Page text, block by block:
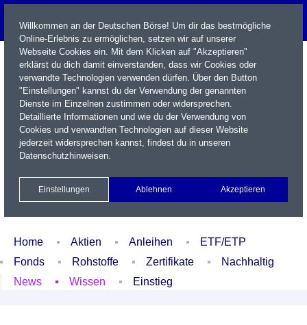
Name / WKN / ISIN / Kürzel
Xetra Realtime
Watchlist Portfolio Login
Home Aktien Anleihen
ETF/ETP
Fonds
Rohstoffe Zertifikate
Nachhaltig
News
Wissen Einstieg
Willkommen an der Deutschen Börse! Um dir das bestmögliche
Online-Erlebnis zu ermöglichen, setzen wir auf unserer
Webseite Cookies ein. Mit dem Klicken auf "Akzeptieren"
erklärst du dich damit einverstanden, dass wir Cookies oder
verwandte Technologien verwenden dürfen. Über den Button
"Einstellungen" kannst du der Verwendung der genannten
Dienste im Einzelnen zustimmen oder widersprechen.
Detaillierte Informationen und wie du der Verwendung von
Cookies und verwandten Technologien auf dieser Website
jederzeit widersprechen kannst, findest du in unseren
Datenschutzhinweisen.
Einstellungen Ablehnen Akzeptieren